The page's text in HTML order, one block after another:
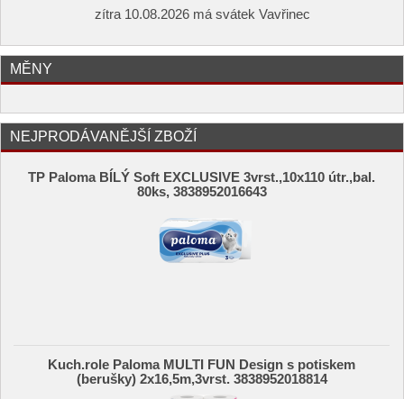
zítra 10.08.2026 má svátek Vavřinec
MĚNY
NEJPRODÁVANĚJŠÍ ZBOŽÍ
TP Paloma BÍLÝ Soft EXCLUSIVE 3vrst.,10x110 útr.,bal.
80ks, 3838952016643
Kuch.role Paloma MULTI FUN Design s potiskem
(berušky) 2x16,5m,3vrst. 3838952018814